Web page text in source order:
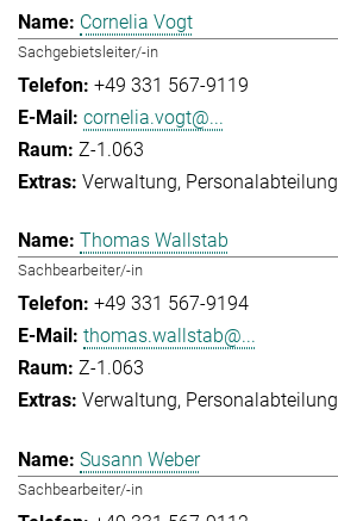
Cornelia Vogt
Sachgebietsleiter/-in
+49 331 567-9119
cornelia.vogt@...
Z-1.063
Verwaltung Personalabteilung
Thomas Wallstab
Sachbearbeiter/-in
+49 331 567-9194
thomas.wallstab@...
Z-1.063
Verwaltung Personalabteilung
Susann Weber
Sachbearbeiter/-in